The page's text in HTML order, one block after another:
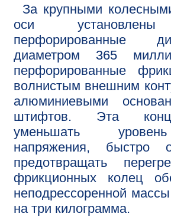
За крупными
оси установлены
перфорированные
диаметром 365
перфорированные
волнистым внешним
алюминиевыми
штифтов. Эта
уменьшать
напряжения, быстро
предотвращать
фрикционных колец
неподрессоренной
на три килограмма.